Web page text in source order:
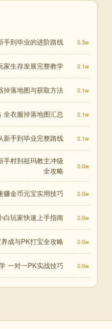
手到毕业的进阶路线 0.3w
家生存发展完整教学 0.1w
掉落地图与获取方法 0.1w
全衣服掉落地图汇总 0.1w
新手到毕业完整路线 0.1w
手村到祖玛教主冲级
全攻略
0.0w
赚金币元宝实用技巧 0.0w
白玩家快速上手指南 0.0w
成与PK打宝全攻略 0.0w
一对一PK实战技巧 0.0w